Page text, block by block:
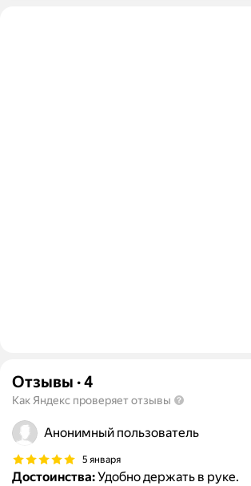
Отзывы ·4
Как Яндекс проверяет отзывы
Анонимный пользователь
5 января
Достоинства:Удобно держать в руке.